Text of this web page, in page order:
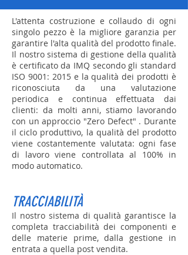
L'attenta costruzione e collaudo di ogni
singolo pezzo è la migliore garanzia per
garantire l'alta qualità del prodotto finale.
Il nostro sistema di gestione della qualità
è certificato da IMQ secondo gli standard
ISO 9001: 2015 e la qualità dei prodotti è
riconosciuta da una valutazione
periodica e continua effettuata dai
clienti: da molti anni, stiamo lavorando
con un approccio "Zero Defect" . Durante
il ciclo produttivo, la qualità del prodotto
viene costantemente valutata: ogni fase
di lavoro viene controllata al 100% in
modo automatico.
TRACCIABILITÀ
Il nostro sistema di qualità garantisce la
completa tracciabilità dei componenti e
delle materie prime, dalla gestione in
entrata a quella post vendita.